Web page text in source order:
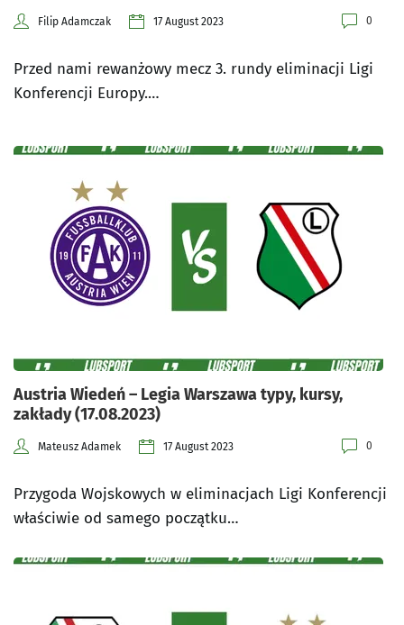
Filip Adamczak 17 August 2023 0
Przed nami rewanżowy mecz 3. rundy eliminacji Ligi
Konferencji Europy.…
Austria Wiedeń – Legia Warszawa typy, kursy,
zakłady (17.08.2023)
Mateusz Adamek 17 August 2023 0
Przygoda Wojskowych w eliminacjach Ligi Konferencji
właściwie od samego początku…